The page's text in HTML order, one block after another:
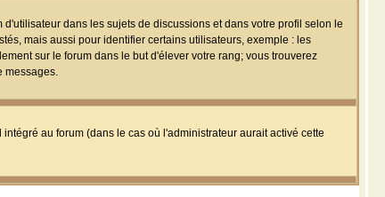
dans les sujets de discussions et dans votre profil selon le
mais aussi pour identifier certains utilisateurs, exemple : les
sur le forum dans le but d'élever votre rang; vous trouverez
messages.
au forum (dans le cas où l'administrateur aurait activé cette